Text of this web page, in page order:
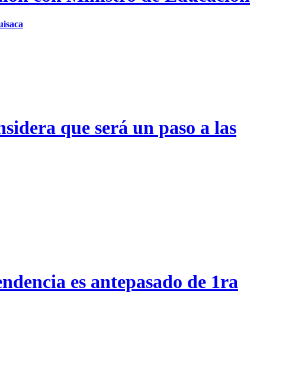
que será un paso a las
es antepasado de 1ra